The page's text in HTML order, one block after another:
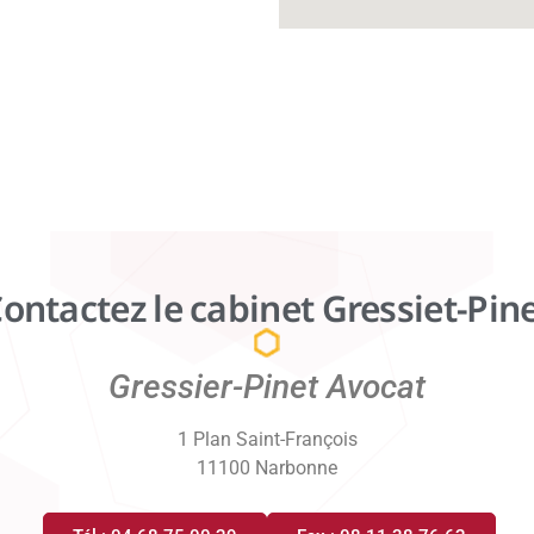
le cabinet Gressiet-
Gressier-Pinet Avocat
1 Plan Saint-François
11100 Narbonne